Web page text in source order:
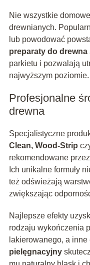
Nie wszystkie
drewnianych.
lub powodować
preparaty do drewna
parkietu i pozwalają
najwyższym poziomie.
Profesjonalne
drewna
Specjalistyczne
Clean, Wood-Strip
rekomendowane
Ich unikalne formuły
też odświeżają
zwiększając
Najlepsze efekty
rodzaju wykończenia
lakierowanego, a
pielęgnacyjny